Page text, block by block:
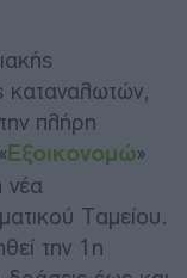
καταναλωτών,
πλήρη
Εξοικονομώ»
νέα
Ταμείου.
την 1η